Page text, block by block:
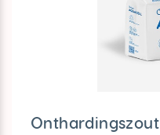
Onthardingszout